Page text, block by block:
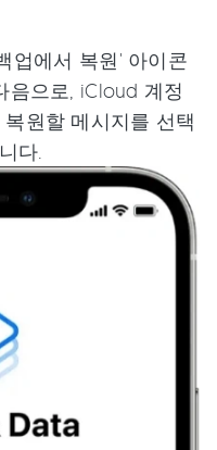
업에서 복원' 아이콘
음으로, iCloud 계정
원할 메시지를 선택
다.